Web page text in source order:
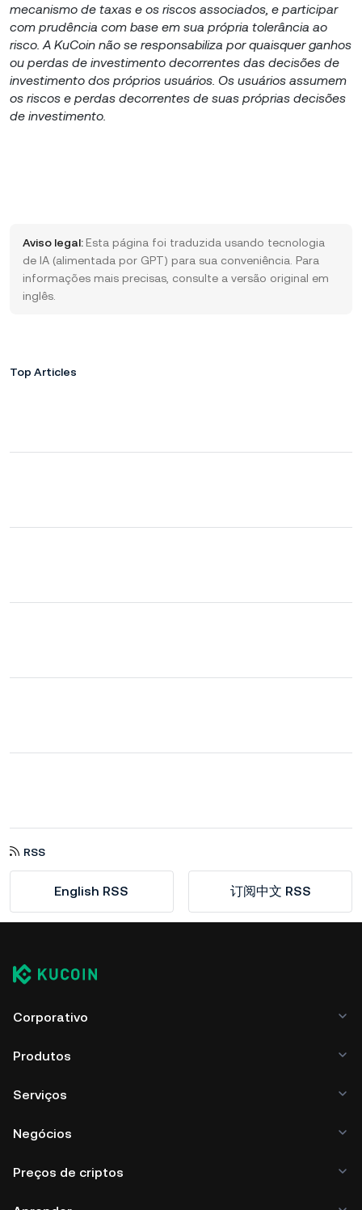
mecanismo de taxas e os riscos associados, e participar
com prudência com base em sua própria tolerância ao
risco. A KuCoin não se responsabiliza por quaisquer ganhos
ou perdas de investimento decorrentes das decisões de
investimento dos próprios usuários. Os usuários assumem
os riscos e perdas decorrentes de suas próprias decisões
de investimento.
Aviso legal: Esta página foi traduzida usando tecnologia
de IA (alimentada por GPT) para sua conveniência. Para
informações mais precisas, consulte a versão original em
inglês.
Top Articles
RSS
English RSS 订阅中文 RSS
Corporativo
Produtos
Serviços
Negócios
Preços de criptos